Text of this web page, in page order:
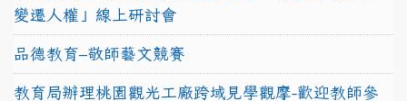
變遷人權」線上研討會
品德教育–敬師藝文競賽
教育局辦理桃園觀光工廠跨域見學觀摩-歡迎教師參